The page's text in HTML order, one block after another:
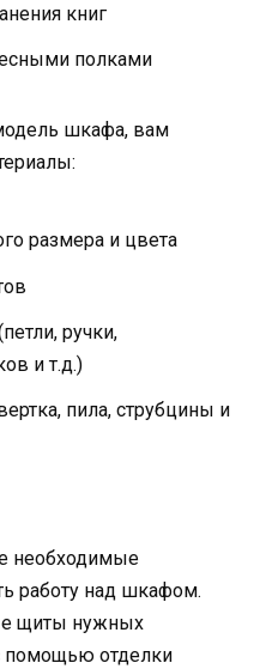
книг
полками
шкафа, вам
размера и цвета
ручки,
и т.д.)
пила, струбцины и
необходимые
работу над шкафом.
щиты нужных
помощью отделки